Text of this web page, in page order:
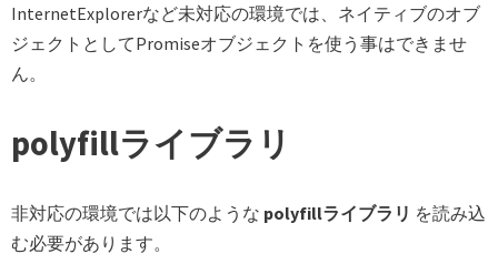
InternetExplorerなど未対応の環境では、ネイティブのオブ
ジェクトとしてPromiseオブジェクトを使う事はできませ
ん。
polyfillライブラリ
非対応の環境では以下のような polyfillライブラリ を読み込
む必要があります。